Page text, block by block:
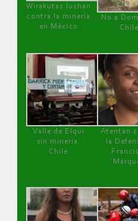
Wirakutas luchan
contra la minería
en México
No a
Chile
Valle de Elqui
sin minería.
Chile
Atentan
la